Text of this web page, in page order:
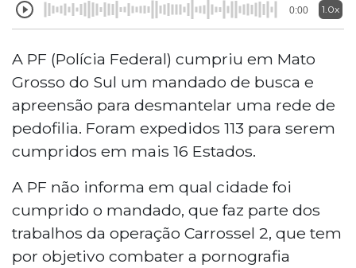
0:00 1.0x
A PF (Polícia Federal) cumpriu em Mato
Grosso do Sul um mandado de busca e
apreensão para desmantelar uma rede de
pedofilia. Foram expedidos 113 para serem
cumpridos em mais 16 Estados.
A PF não informa em qual cidade foi
cumprido o mandado, que faz parte dos
trabalhos da operação Carrossel 2, que tem
por objetivo combater a pornografia